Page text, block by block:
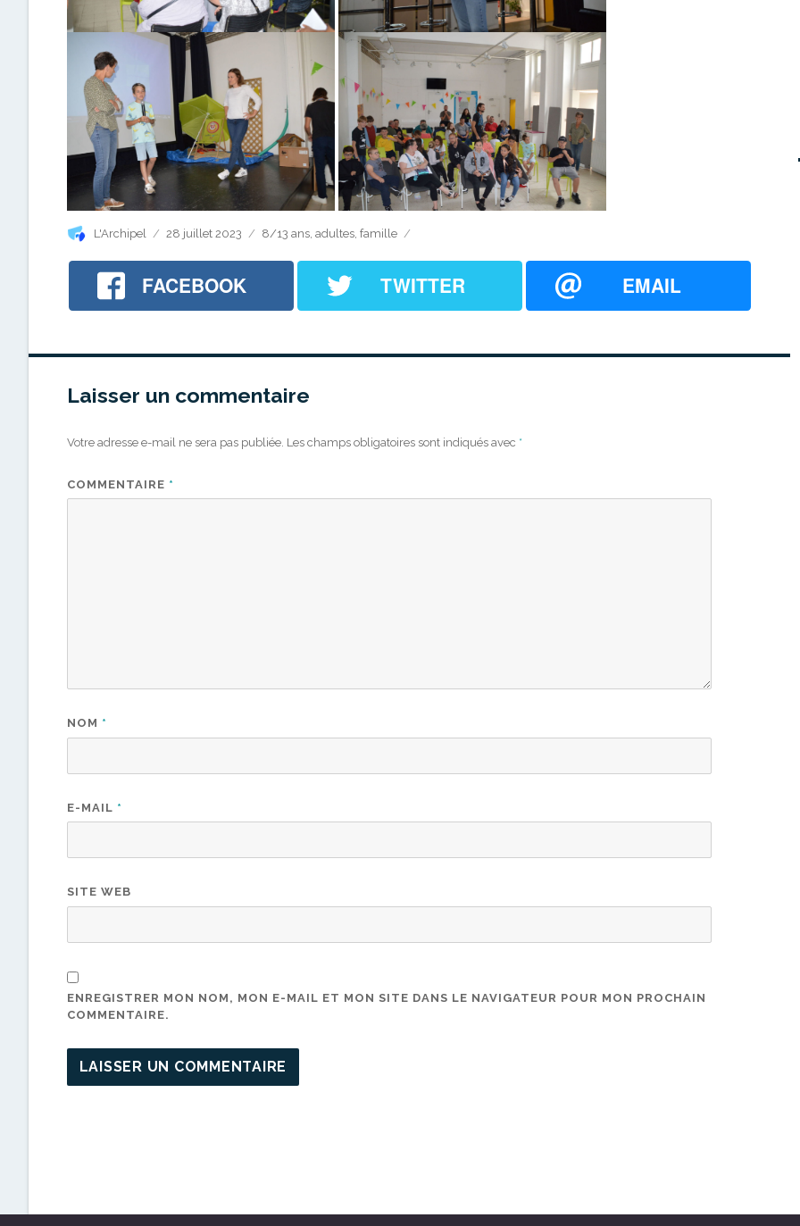
Auteur
L'Archipel
Publié
28 juillet 2023 Catégories
8/13 ans ,adultes ,famille
FACEBOOK TWITTER EMAIL
Laisser un commentaire
Votre adresse e-mail ne sera pas publiée. Les champs obligatoires sont indiqués avec *
COMMENTAIRE *
NOM *
E-MAIL *
SITE WEB
ENREGISTRER MON NOM, MON E-MAIL ET MON SITE DANS LE NAVIGATEUR POUR MON PROCHAIN
COMMENTAIRE.